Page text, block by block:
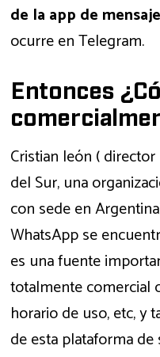
de la app de
ocurre en Telegram.
Entonces
Cristian león (
del Sur, una
con sede en
WhatsApp se
es una fuente
totalmente comercial
horario de uso, etc, y
de esta plataforma